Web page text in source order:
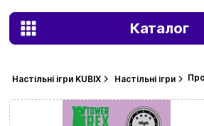
Каталог
Настільні ігри KUBIX Настільні ігри